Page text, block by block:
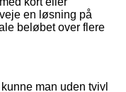
en løsning på
beløbet over flere
man uden tvivl